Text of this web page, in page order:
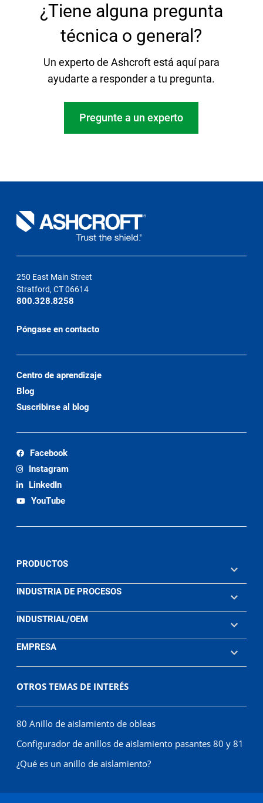
¿Tiene alguna pregunta
técnica o general?
Un experto de Ashcroft está aquí para
ayudarte a responder a tu pregunta.
Pregunte a un experto
250 East Main Street
Stratford, CT 06614
800.328.8258
Póngase en contacto
Centro de aprendizaje
Blog
Suscribirse al blog
Facebook
Instagram
LinkedIn
YouTube
PRODUCTOS
INDUSTRIA DE PROCESOS
INDUSTRIAL/OEM
EMPRESA
OTROS TEMAS DE INTERÉS
80 Anillo de aislamiento de obleas
Configurador de anillos de aislamiento pasantes 80 y 81
¿Qué es un anillo de aislamiento?